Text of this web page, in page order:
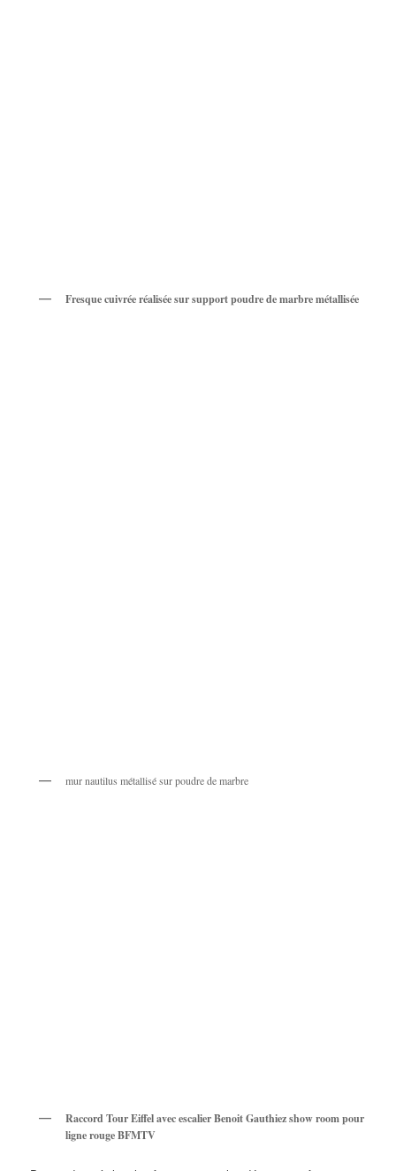
Fresque cuivrée réalisée sur support poudre de marbre métallisée
mur nautilus métallisé sur poudre de marbre
Raccord Tour Eiffel avec escalier Benoit Gauthiez show room pour
ligne rouge BFMTV